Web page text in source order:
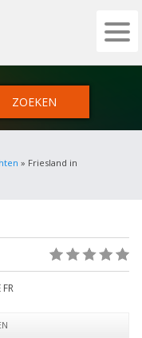
DE ZAKELIJKE PORTAL
» Friesland in